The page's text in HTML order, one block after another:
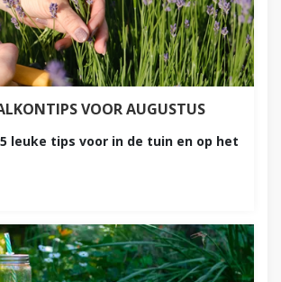
VOOR AUGUSTUS
leuke tips voor in de tuin en op het